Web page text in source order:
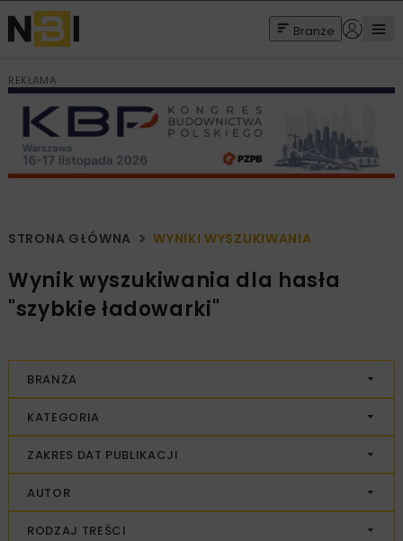
Branże
REKLAMA
STRONA GŁÓWNA WYNIKI WYSZUKIWANIA
Wynik wyszukiwania dla hasła
"szybkie ładowarki"
BRANŻA
KATEGORIA
ZAKRES DAT PUBLIKACJI
AUTOR
RODZAJ TREŚCI